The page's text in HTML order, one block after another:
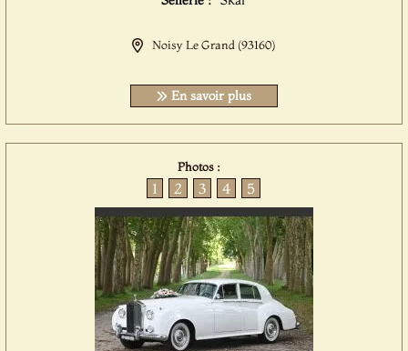
Noisy Le Grand (93160)
En savoir plus
Photos :
1 2 3 4 5